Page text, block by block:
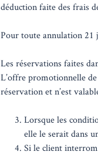
déduction faite des frais
Pour toute annulation 21
Les réservations faites
L’offre promotionnelle
réservation et n’est
Lorsque les
elle le serait dans
Si le client